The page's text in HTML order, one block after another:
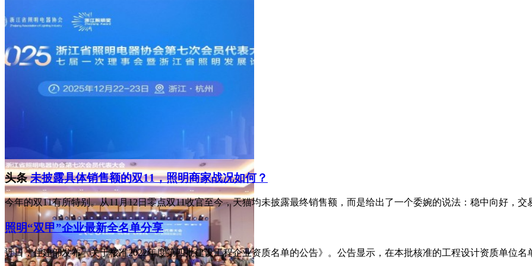
头条 未披露具体销售额的双11，照明商家战况如何？
今年的双11有所特别。从11月12日零点双11收官至今，天猫均未披露最终销售额，而是给出了一个委婉的说法：稳中向好，
照明“双甲”企业最新全名单分享
近日，住建部发布《关于核准2022年度第四批建设工程企业资质名单的公告》。公告显示，在本批核准的工程设计资质单位